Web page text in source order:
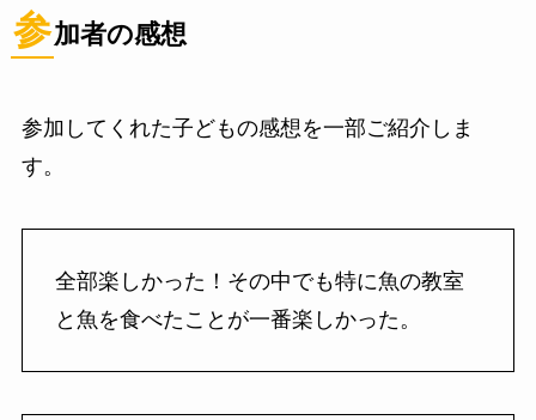
参加者の感想
参加してくれた子どもの感想を一部ご紹介しま
す。
全部楽しかった！その中でも特に魚の教室
と魚を食べたことが一番楽しかった。